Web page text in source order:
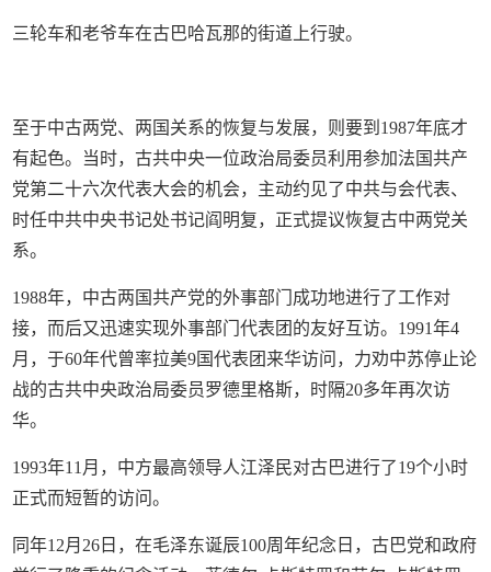
三轮车和老爷车在古巴哈瓦那的街道上行驶。
至于中古两党、两国关系的恢复与发展，则要到1987年底才
有起色。当时，古共中央一位政治局委员利用参加法国共产
党第二十六次代表大会的机会，主动约见了中共与会代表、
时任中共中央书记处书记阎明复，正式提议恢复古中两党关
系。
1988年，中古两国共产党的外事部门成功地进行了工作对
接，而后又迅速实现外事部门代表团的友好互访。1991年4
月，于60年代曾率拉美9国代表团来华访问，力劝中苏停止论
战的古共中央政治局委员罗德里格斯，时隔20多年再次访
华。
1993年11月，中方最高领导人江泽民对古巴进行了19个小时
正式而短暂的访问。
同年12月26日，在毛泽东诞辰100周年纪念日，古巴党和政府